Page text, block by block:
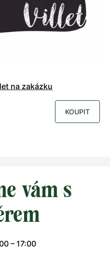
na zakázku
KOUPIT
vám s
– 17:00